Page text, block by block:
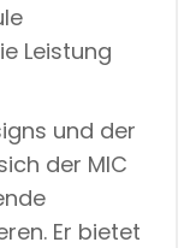
Leistung
und der
der MIC
Er bietet